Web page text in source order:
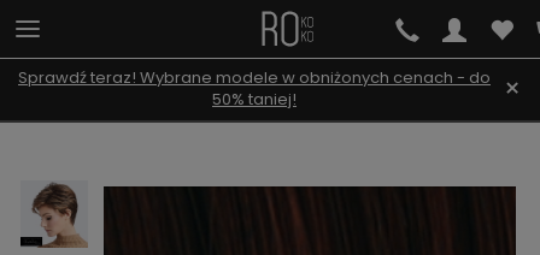
Sprawdź teraz! Wybrane modele w obniżonych cenach - do
50% taniej!
×